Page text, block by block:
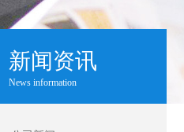
新闻资讯
News information